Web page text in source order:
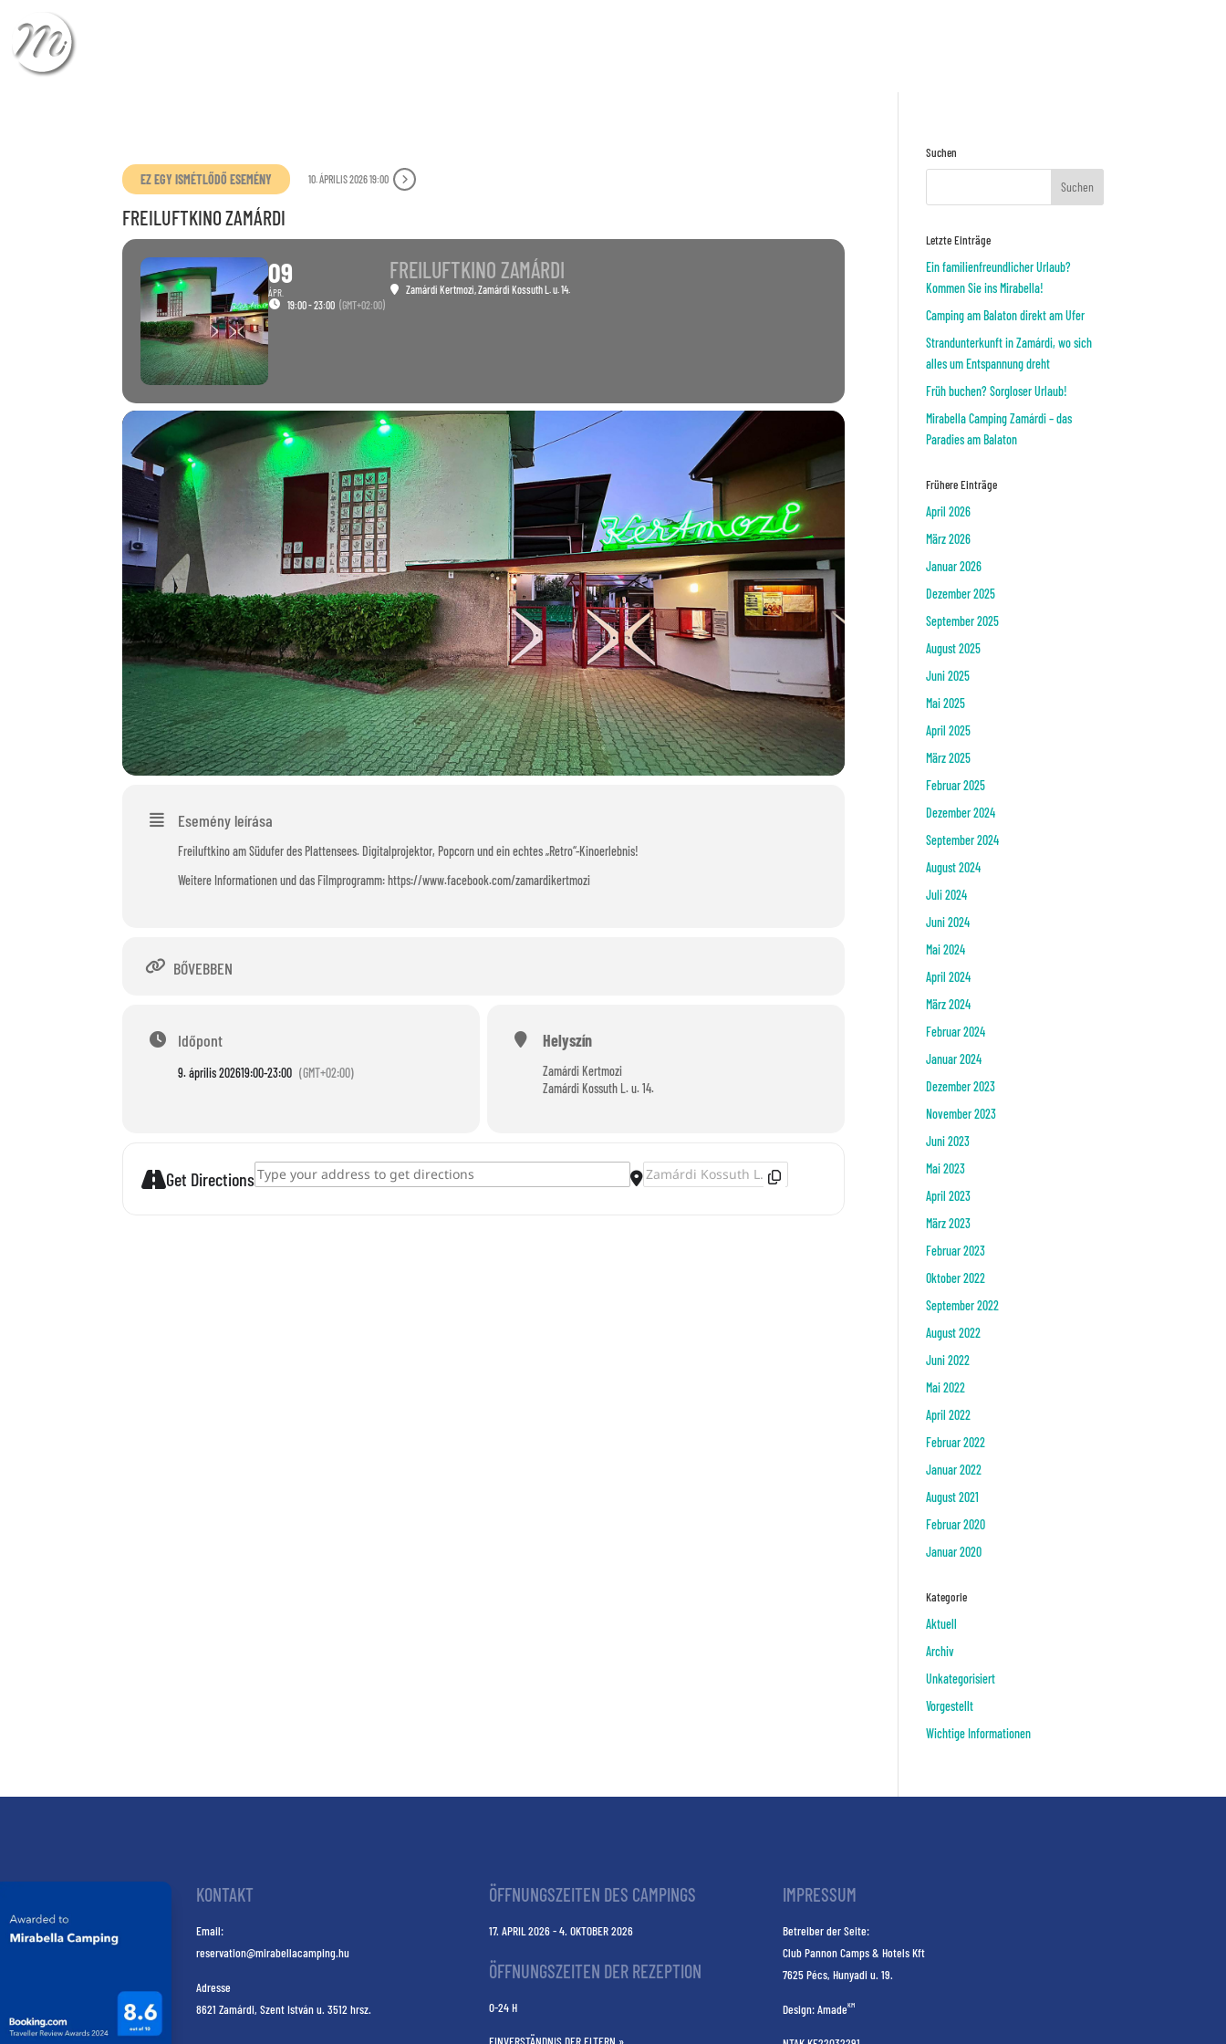
EZ EGY ISMÉTLŐDŐ ESEMÉNY 10. ÁPRILIS 2026 19:00
FREILUFTKINO ZAMÁRDI
09
ÁPR.
19:00 - 23:00 (GMT+02:00)
FREILUFTKINO ZAMÁRDI
Zamárdi Kertmozi , Zamárdi Kossuth L. u. 14.
Esemény leírása
Freiluftkino am Südufer des Plattensees. Digitalprojektor, Popcorn und ein echtes „Retro“-Kinoerlebnis!
Weitere Informationen und das Filmprogramm: https://www.facebook.com/zamardikertmozi
BŐVEBBEN
Időpont
9. április 202619:00-23:00 (GMT+02:00)
Helyszín
Zamárdi Kertmozi
Zamárdi Kossuth L. u. 14.
Get DirectionsAddress - Freiluftkino Zamárdi [] Destination Address - Freiluftkino Zamárdi []
Suchen
Letzte Einträge
Ein familienfreundlicher Urlaub?
Kommen Sie ins Mirabella!
Camping am Balaton direkt am Ufer
Strandunterkunft in Zamárdi, wo sich
alles um Entspannung dreht
Früh buchen? Sorgloser Urlaub!
Mirabella Camping Zamárdi – das
Paradies am Balaton
Frühere Einträge
April 2026
März 2026
Januar 2026
Dezember 2025
September 2025
August 2025
Juni 2025
Mai 2025
April 2025
März 2025
Februar 2025
Dezember 2024
September 2024
August 2024
Juli 2024
Juni 2024
Mai 2024
April 2024
März 2024
Februar 2024
Januar 2024
Dezember 2023
November 2023
Juni 2023
Mai 2023
April 2023
März 2023
Februar 2023
Oktober 2022
September 2022
August 2022
Juni 2022
Mai 2022
April 2022
Februar 2022
Januar 2022
August 2021
Februar 2020
Januar 2020
Kategorie
Aktuell
Archiv
Unkategorisiert
Vorgestellt
Wichtige Informationen
KONTAKT
Email:
reservation@mirabellacamping.hu
Adresse
8621 Zamárdi, Szent István u. 3512 hrsz.
ÖFFNUNGSZEITEN DES CAMPINGS
17. APRIL 2026 - 4. OKTOBER 2026
ÖFFNUNGSZEITEN DER REZEPTION
0-24 H
IMPRESSUM
Betreiber der Seite:
Club Pannon Camps & Hotels Kft
7625 Pécs, Hunyadi u. 19.
Design:AmadeKM